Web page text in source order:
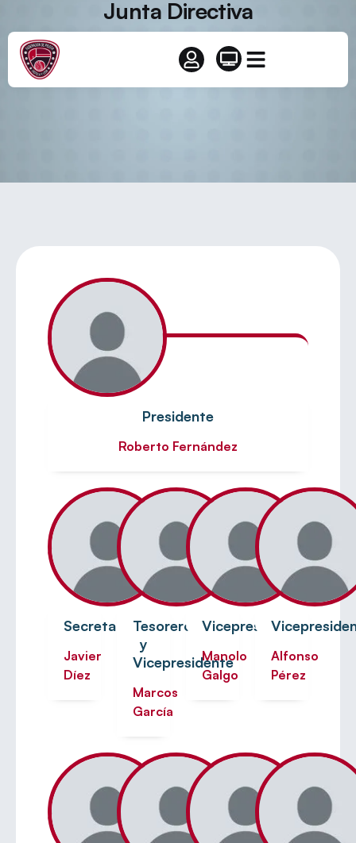
Junta Directiva
Presidente
Roberto Fernández
Secretario
Javier
Díez
Tesorero
y
Vicepresidente
Marcos
García
Vicepresidente
Manolo
Galgo
Alfonso
Pérez